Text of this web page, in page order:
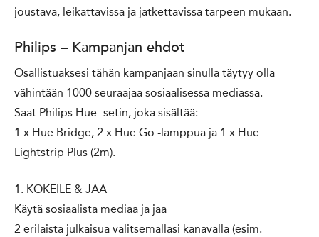
joustava, leikattavissa ja jatkettavissa tarpeen mukaan.
Philips – Kampanjan ehdot
Osallistuaksesi tähän kampanjaan sinulla täytyy olla
vähintään 1000 seuraajaa sosiaalisessa mediassa.
Saat Philips Hue -setin, joka sisältää:
1 x Hue Bridge, 2 x Hue Go -lamppua ja 1 x Hue
Lightstrip Plus (2m).
1. KOKEILE & JAA
Käytä sosiaalista mediaa ja jaa
2 erilaista julkaisua valitsemallasi kanavalla (esim.